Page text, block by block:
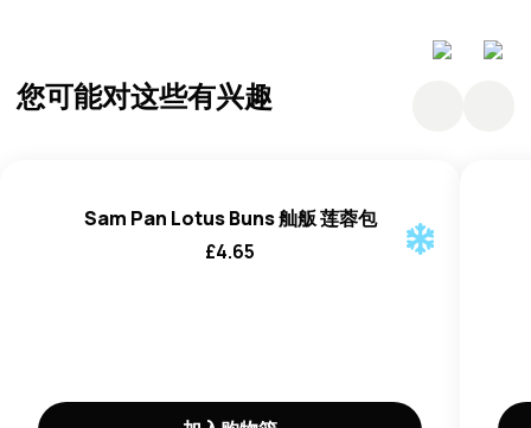
物油（菜籽油、消泡剂 (E900)）、植物油和脂肪（乳木
果、椰子、葵花籽）、水、乳化剂（脂肪酸单甘油酯、葵花
籽卵磷脂）、酸（柠檬酸）、天然香料）、膨松剂 (E500,
您可能对这些有兴趣
Sam Pan Lotus Buns 舢舨 莲蓉包
£4.65